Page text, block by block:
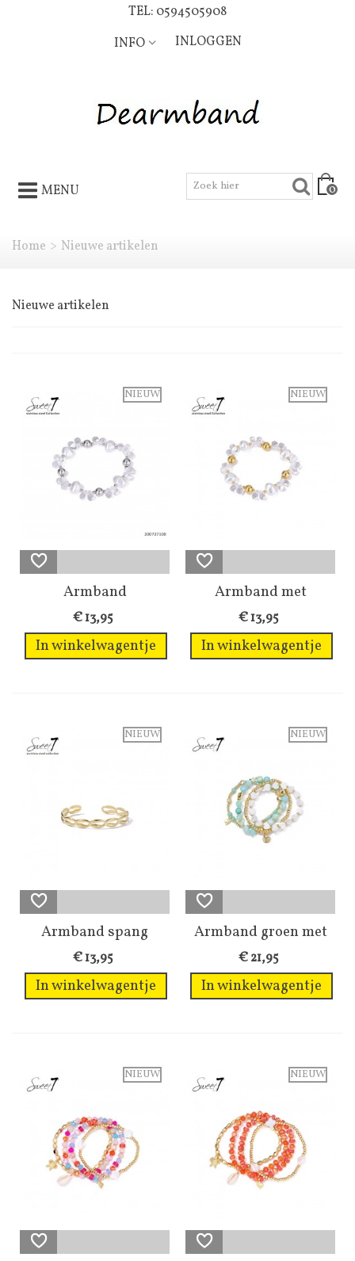
TEL: 0594505908
INFO
INLOGGEN
MENU 0
Home > Nieuwe artikelen
Nieuwe artikelen
NIEUW
Armband
zilverkleurig met
glas...
€ 13,95
In winkelwagentje
NIEUW
Armband met
transparante glas...
€ 13,95
In winkelwagentje
NIEUW
Armband spang
goudkleurige...
€ 13,95
In winkelwagentje
NIEUW
Armband groen met
witte harten...
€ 21,95
In winkelwagentje
NIEUW NIEUW